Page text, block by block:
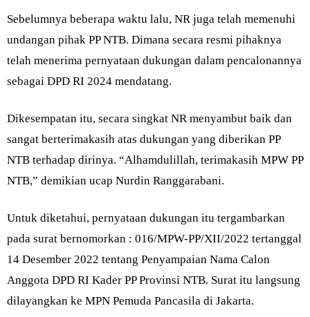
Sebelumnya beberapa waktu lalu, NR juga telah memenuhi
undangan pihak PP NTB. Dimana secara resmi pihaknya
telah menerima pernyataan dukungan dalam pencalonannya
sebagai DPD RI 2024 mendatang.
Dikesempatan itu, secara singkat NR menyambut baik dan
sangat berterimakasih atas dukungan yang diberikan PP
NTB terhadap dirinya. “Alhamdulillah, terimakasih MPW PP
NTB,” demikian ucap Nurdin Ranggarabani.
Untuk diketahui, pernyataan dukungan itu tergambarkan
pada surat bernomorkan : 016/MPW-PP/XII/2022 tertanggal
14 Desember 2022 tentang Penyampaian Nama Calon
Anggota DPD RI Kader PP Provinsi NTB. Surat itu langsung
dilayangkan ke MPN Pemuda Pancasila di Jakarta.